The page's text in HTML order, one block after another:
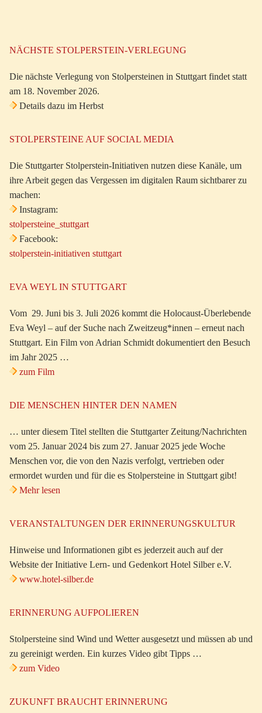
NÄCHSTE STOLPERSTEIN-VERLEGUNG
Die nächste Verlegung von Stolpersteinen in Stuttgart findet statt
am 18. November 2026.
Details dazu im Herbst
STOLPERSTEINE AUF SOCIAL MEDIA
Die Stuttgarter Stolperstein-Initiativen nutzen diese Kanäle, um
ihre Arbeit gegen das Vergessen im digitalen Raum sichtbarer zu
machen:
Instagram:
stolpersteine_stuttgart
Facebook:
stolperstein-initiativen stuttgart
EVA WEYL IN STUTTGART
Vom 29. Juni bis 3. Juli 2026 kommt die Holocaust-Überlebende
Eva Weyl – auf der Suche nach Zweitzeug*innen – erneut nach
Stuttgart. Ein Film von Adrian Schmidt dokumentiert den Besuch
im Jahr 2025 …
zum Film
DIE MENSCHEN HINTER DEN NAMEN
… unter diesem Titel stellten die Stuttgarter Zeitung/Nachrichten
vom 25. Januar 2024 bis zum 27. Januar 2025 jede Woche
Menschen vor, die von den Nazis verfolgt, vertrieben oder
ermordet wurden und für die es Stolpersteine in Stuttgart gibt!
Mehr lesen
VERANSTALTUNGEN DER ERINNERUNGSKULTUR
Hinweise und Informationen gibt es jederzeit auch auf der
Website der Initiative Lern- und Gedenkort Hotel Silber e.V.
www.hotel-silber.de
ERINNERUNG AUFPOLIEREN
Stolpersteine sind Wind und Wetter ausgesetzt und müssen ab und
zu gereinigt werden. Ein kurzes Video gibt Tipps …
zum Video
ZUKUNFT BRAUCHT ERINNERUNG